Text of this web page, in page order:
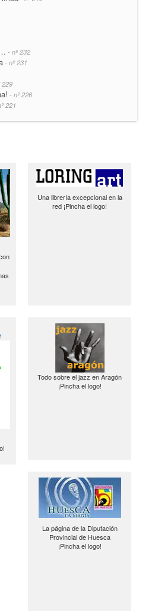
- nº 232
- nº 231
229
- nº 226
221
Una librería excepcional en la
red ¡Pincha el logo!
Todo sobre el jazz en Aragón
¡Pincha el logo!
La página de la Diputación
Provincial de Huesca
¡Pincha el logo!